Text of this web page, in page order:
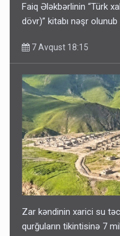
Faiq Ələkbərlinin “Türk
dövr)” kitabı nəşr olunub
7 Avqust 18:15
Zar kəndinin xarici su
qurğuların tikintisinə 7